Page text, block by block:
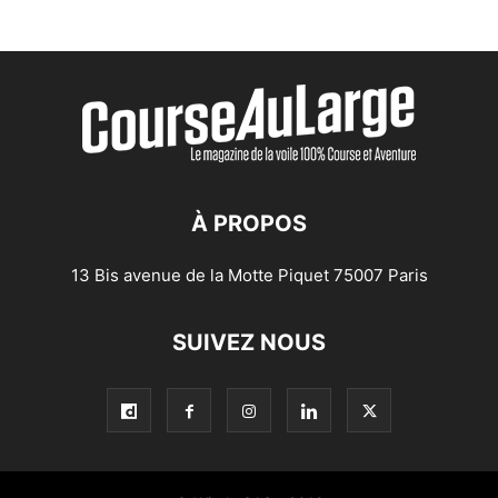
À PROPOS
13 Bis avenue de la Motte Piquet 75007 Paris
SUIVEZ NOUS